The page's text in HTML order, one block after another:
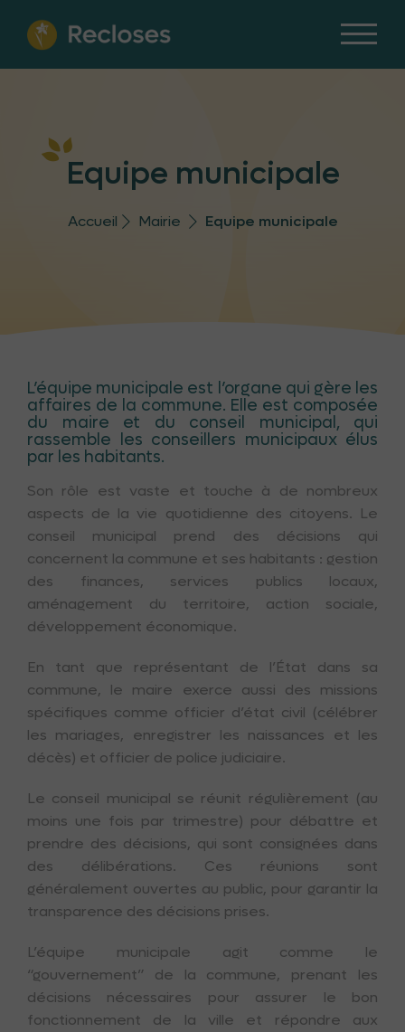
Equipe municipale
Accueil Mairie Equipe municipale
L’équipe municipale est l’organe qui gère les
affaires de la commune. Elle est composée
du maire et du conseil municipal, qui
rassemble les conseillers municipaux élus
par les habitants.
Son rôle est vaste et touche à de nombreux
aspects de la vie quotidienne des citoyens. Le
conseil municipal prend des décisions qui
concernent la commune et ses habitants : gestion
des finances, services publics locaux,
aménagement du territoire, action sociale,
développement économique.
En tant que représentant de l’État dans sa
commune, le maire exerce aussi des missions
spécifiques comme officier d’état civil (célébrer
les mariages, enregistrer les naissances et les
décès) et officier de police judiciaire.
Le conseil municipal se réunit régulièrement (au
moins une fois par trimestre) pour débattre et
prendre des décisions, qui sont consignées dans
des délibérations. Ces réunions sont
généralement ouvertes au public, pour garantir la
transparence des décisions prises.
L’équipe municipale agit comme le
“gouvernement” de la commune, prenant les
décisions nécessaires pour assurer le bon
fonctionnement de la ville et répondre aux